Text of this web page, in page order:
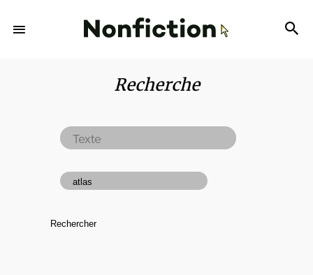
Recherche